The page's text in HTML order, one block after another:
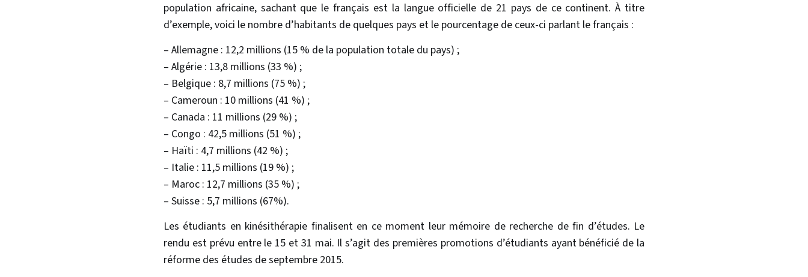
population africaine, sachant que le français est la langue officielle de 21 pays de ce continent. À titre
d’exemple, voici le nombre d’habitants de quelques pays et le pourcentage de ceux-ci parlant le français :
– Allemagne : 12,2 millions (15 % de la population totale du pays) ;
– Algérie : 13,8 millions (33 %) ;
– Belgique : 8,7 millions (75 %) ;
– Cameroun : 10 millions (41 %) ;
– Canada : 11 millions (29 %) ;
– Congo : 42,5 millions (51 %) ;
– Haïti : 4,7 millions (42 %) ;
– Italie : 11,5 millions (19 %) ;
– Maroc : 12,7 millions (35 %) ;
– Suisse : 5,7 millions (67%).
Les étudiants en kinésithérapie finalisent en ce moment leur mémoire de recherche de fin d’études. Le
rendu est prévu entre le 15 et 31 mai. Il s’agit des premières promotions d’étudiants ayant bénéficié de la
réforme des études de septembre 2015.